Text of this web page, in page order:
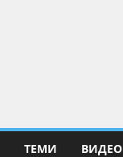
ТЕМИ ВИДЕО